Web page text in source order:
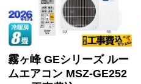
霧ヶ峰 GEシリーズ ルー
ムエアコン MSZ-GE252